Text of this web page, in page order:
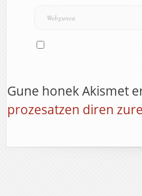
Gune honek Akismet
prozesatzen diren